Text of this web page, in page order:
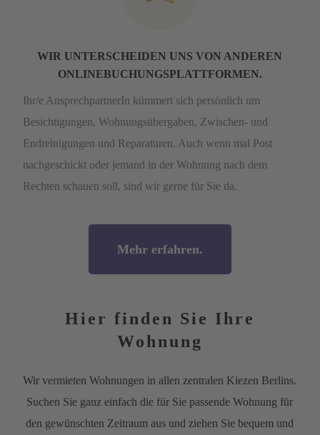
WIR UNTERSCHEIDEN UNS VON ANDEREN
ONLINEBUCHUNGSPLATTFORMEN.
Ihr/e AnsprechpartnerIn kümmert sich persönlich um
Besichtigungen, Wohnungsübergaben, Zwischen- und
Endreinigungen und Reparaturen. Auch wenn mal Post
nachgeschickt oder jemand in der Wohnung nach dem
Rechten schauen soll, sind wir gerne für Sie da.
Mehr erfahren.
Hier finden Sie Ihre
Wohnung
Wir vermieten Wohnungen in allen zentralen Kiezen Berlins.
Suchen Sie ganz einfach die für Sie passende Wohnung für
den gewünschten Zeitraum aus und ziehen Sie bequem und